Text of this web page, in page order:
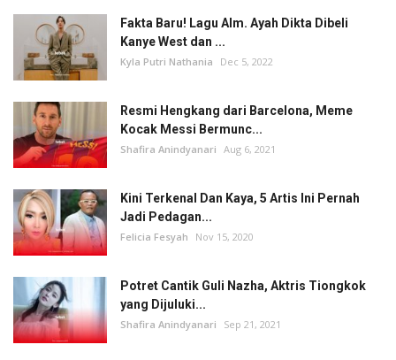
Fakta Baru! Lagu Alm. Ayah Dikta Dibeli
Kanye West dan ...
Kyla Putri Nathania Dec 5, 2022
Resmi Hengkang dari Barcelona, Meme
Kocak Messi Bermunc...
Shafira Anindyanari Aug 6, 2021
Kini Terkenal Dan Kaya, 5 Artis Ini Pernah
Jadi Pedagan...
Felicia Fesyah Nov 15, 2020
Potret Cantik Guli Nazha, Aktris Tiongkok
yang Dijuluki...
Shafira Anindyanari Sep 21, 2021